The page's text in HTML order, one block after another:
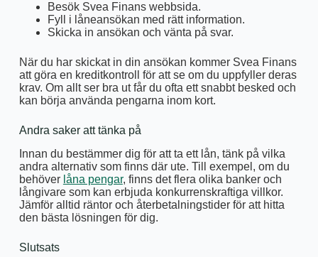
Besök Svea Finans webbsida.
Fyll i låneansökan med rätt information.
Skicka in ansökan och vänta på svar.
När du har skickat in din ansökan kommer Svea Finans
att göra en kreditkontroll för att se om du uppfyller deras
krav. Om allt ser bra ut får du ofta ett snabbt besked och
kan börja använda pengarna inom kort.
Andra saker att tänka på
Innan du bestämmer dig för att ta ett lån, tänk på vilka
andra alternativ som finns där ute. Till exempel, om du
behöver låna pengar, finns det flera olika banker och
långivare som kan erbjuda konkurrenskraftiga villkor.
Jämför alltid räntor och återbetalningstider för att hitta
den bästa lösningen för dig.
Slutsats